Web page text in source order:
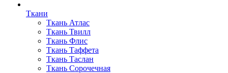
Ткани
Ткань Атлас
Ткань Твилл
Ткань Флис
Ткань Таффета
Ткань Таслан
Ткань Сорочечная